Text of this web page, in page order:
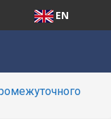
EN